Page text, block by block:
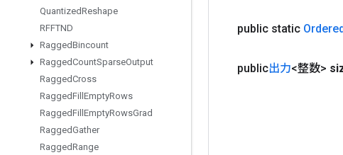
QuantizedReshape
RFFTND
RaggedBincount
RaggedCountSparseOutput
RaggedCross
RaggedFill EmptyRows
RaggedFill EmptyRowsGrad
RaggedGather
RaggedRange
public static
public出力<整数>